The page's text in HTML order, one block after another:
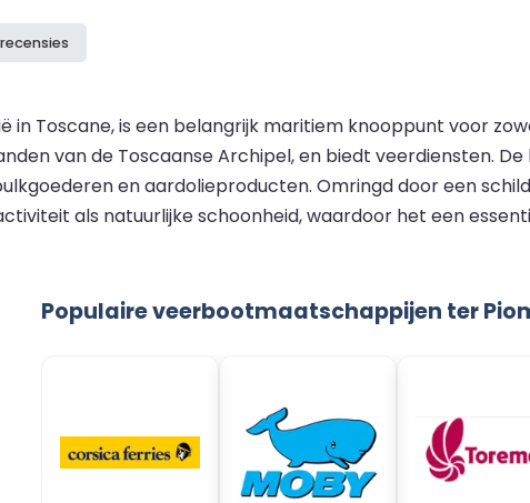
in Toscane, is een belangrijk maritiem knooppunt voor
van de Toscaanse Archipel, en biedt veerdiensten.
en aardolieproducten. Omringd door een
als natuurlijke schoonheid, waardoor het een
Populaire veerbootmaatschappijen ter